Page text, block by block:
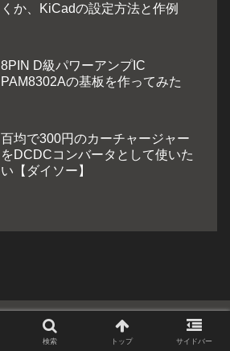
くか、KiCadの設定方法と作例
8PIN D級パワーアンプIC
PAM8302Aの基板を作ってみた
百均で300円のカーチャージャー
をDCDCコンバータとして使いた
い【ダイソー】
プロフィール
検索 トップ サイドバー